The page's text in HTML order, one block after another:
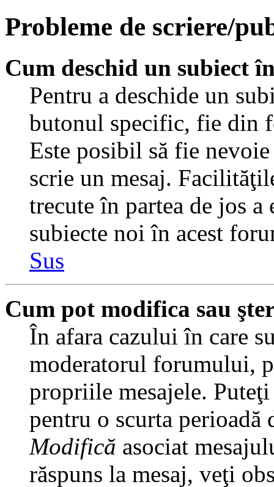
Probleme de scriere/
Cum deschid un subiect
Pentru a deschide un
butonul specific, fie din
Este posibil să fie
scrie un mesaj.
trecute în partea de jos
subiecte noi în acest
Sus
Cum pot modifica sau
În afara cazului în care
moderatorul forumului,
propriile mesajele.
pentru o scurta perioadă
Modifică asociat
răspuns la mesaj, veţi